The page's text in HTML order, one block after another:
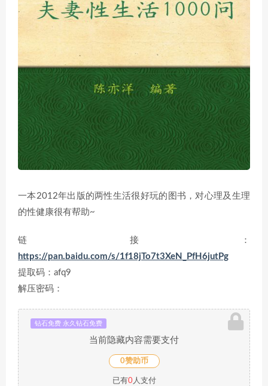
一本2012年出版的两性生活很好玩的图书，对心理及生理
的性健康很有帮助~
链接：
https://pan.baidu.com/s/1f18jTo7t3XeN_PfH6jutPg
提取码：afq9
解压密码：
钻石免费 永久钻石免费
当前隐藏内容需要支付
0赞助币
已有0人支付